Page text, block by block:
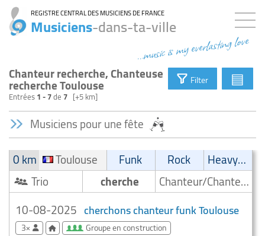
REGISTRE CENTRAL DES MUSICIENS DE FRANCE
Musiciens-dans-ta-ville
...music is my everlasting love
Chanteur recherche, Chanteuse
recherche Toulouse
Entrées1 - 7de 7 [+5 km]
Filter ▤
Musiciens pour une fête
0 km
Toulouse Funk Rock
Heavy-Metal
Trio
cherche
Chanteur/Chanteuse
10-08-2025 cherchons chanteur funk Toulouse
3× Groupe en construction